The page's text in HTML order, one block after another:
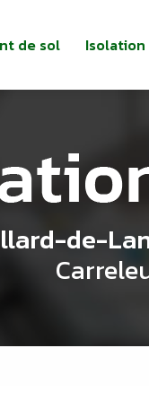
de sol Isolation
de-